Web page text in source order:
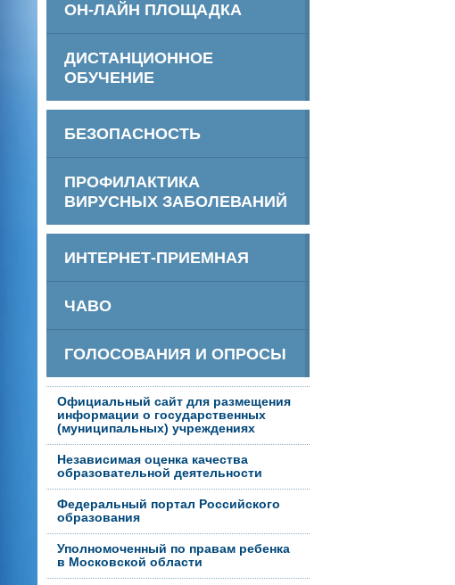
ОН-ЛАЙН ПЛОЩАДКА
ДИСТАНЦИОННОЕ
ОБУЧЕНИЕ
БЕЗОПАСНОСТЬ
ПРОФИЛАКТИКА
ВИРУСНЫХ ЗАБОЛЕВАНИЙ
ИНТЕРНЕТ-ПРИЕМНАЯ
ЧАВО
ГОЛОСОВАНИЯ И ОПРОСЫ
Официальный сайт для размещения
информации о государственных
(муниципальных) учреждениях
Независимая оценка качества
образовательной деятельности
Федеральный портал Российского
образования
Уполномоченный по правам ребенка
в Московской области